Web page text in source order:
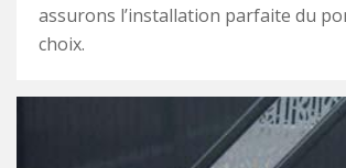
assurons l’installation parfaite du
choix.